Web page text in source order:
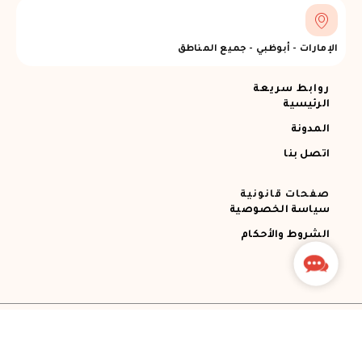
الإمارات - أبوظبي - جميع المناطق
روابط سريعة
الرئيسية
المدونة
اتصل بنا
صفحات قانونية
سياسة الخصوصية
الشروط والأحكام
Contact
Us